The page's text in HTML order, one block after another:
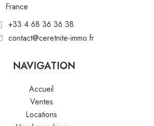
France
+33 4 68 36 36 38
contact@ceretnite-immo.fr
NAVIGATION
Accueil
Ventes
Locations